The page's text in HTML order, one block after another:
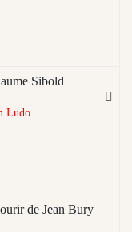
Sibold
Ludo
de Jean Bury